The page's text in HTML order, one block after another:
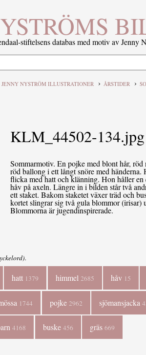
stiftelsens databas med motiv av Jenny
JENNY NYSTRÖM ILLUSTRATIONER › ÅRSTIDER ›
KLM_44502-134.jpg
Sommarmotiv. En pojke med blont hår, röd
röd ballong i ett långt snöre med
flicka med hatt och klänning. Hon håller
håv på axeln. Längre in i bilden står två
ett staket. Bakom staketet växer träd och
kortet slingrar sig två gula blommor (irisar)
Blommorna är jugendinspirerade.
hatt 1379 himmel 2685 håv 15
1744 pojke 2962 sjömansjacka
4168 buske 456 gräs 669